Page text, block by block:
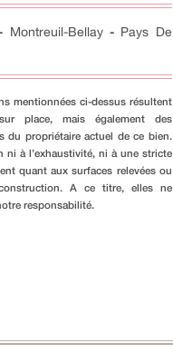
Montreuil-Bellay - Pays De
mentionnées ci-dessus résultent
place, mais également des
du propriétaire actuel de ce bien.
ni à l’exhaustivité, ni à une stricte
quant aux surfaces relevées ou
A ce titre, elles ne
responsabilité.